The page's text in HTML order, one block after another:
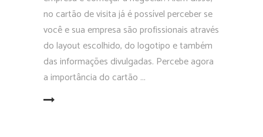
no cartão de visita já é possível perceber se
você e sua empresa são profissionais através
do layout escolhido, do logotipo e também
das informações divulgadas. Percebe agora
a importância do cartão